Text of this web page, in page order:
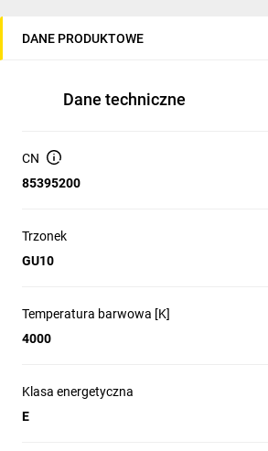
chip LED
skuteczność świetlna
okres gwarancyjny
DANE PRODUKTOWE
Dane techniczne
CN
85395200
Trzonek
GU10
Temperatura barwowa [K]
4000
Klasa energetyczna
E